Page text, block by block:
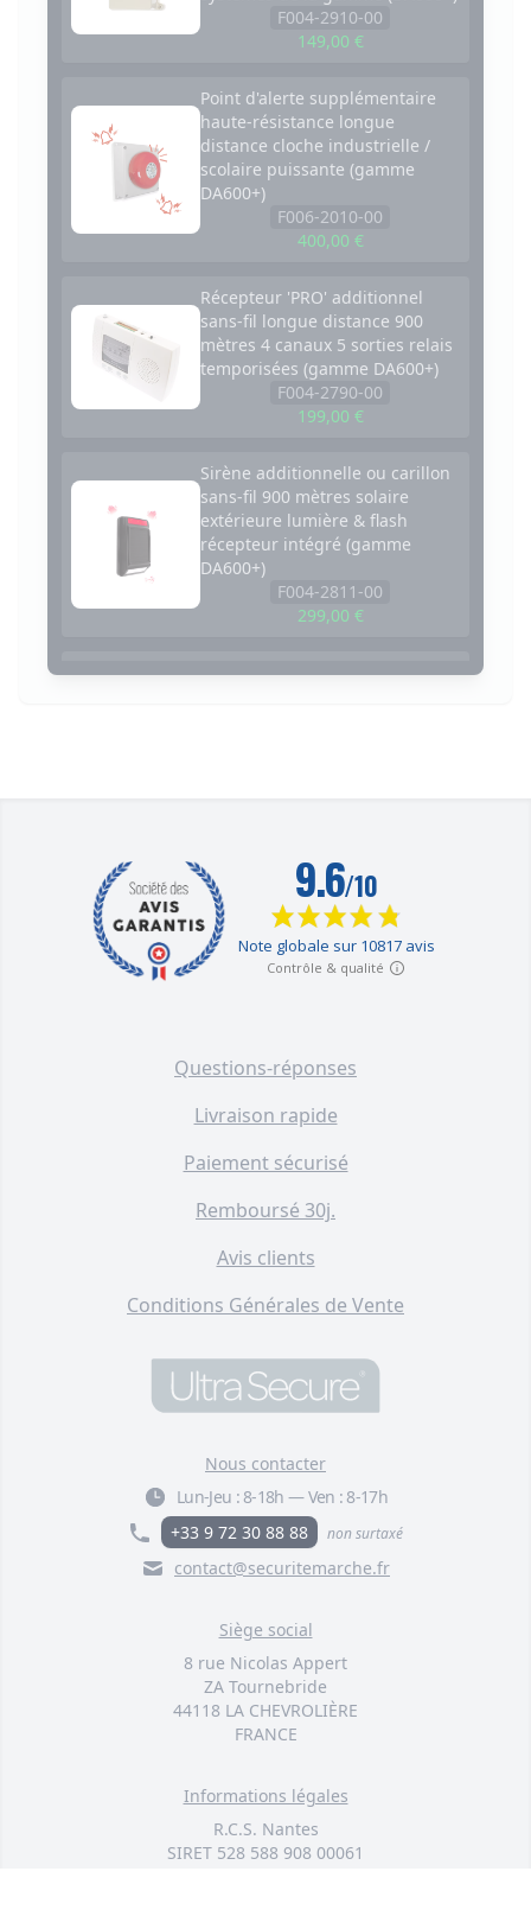
F004-2910-00
149,00 €
Point d'alerte supplémentaire
haute-résistance longue
distance cloche industrielle /
scolaire puissante (gamme
DA600+)
F006-2010-00
400,00 €
Récepteur 'PRO' additionnel
sans-fil longue distance 900
mètres 4 canaux 5 sorties relais
temporisées (gamme DA600+)
F004-2790-00
199,00 €
Sirène additionnelle ou carillon
sans-fil 900 mètres solaire
extérieure lumière & flash
récepteur intégré (gamme
DA600+)
F004-2811-00
299,00 €
Carillon TR supplémentaire
fil - Portée 600 mètres / 35
mélodies / volume réglable /
flashs (DA600+)
F004-4510-00
39,00 €
autonome 300 mètres témoin
F006-3800-00
Détecteur ouverture
supplémentaire autonome
intérieur sans-fil 300 mètres -
porte ou fenêtre (gamme
DA600+)
F004-2820-00
Barrières supplémentaires 2B
détection passage (DA600+)
F004-2770-00
439,00 €
Barrières supplémentaires 1B
extérieures autonomes sans-fil
détection passage (DA600+)
F004-2780-00
329,00 €
solaires extérieures autonomes
sans-fil (DA600+)
F004-3880-00
Questions-réponses
Livraison rapide
Paiement sécurisé
Remboursé 30j.
Avis clients
Conditions Générales de Vente
Nous contacter
Lun-Jeu : 8-18h —Ven : 8-17h
+33 9 72 30 88 88
non surtaxé
contact@securitemarche.fr
Siège social
8 rue Nicolas Appert
ZA Tournebride
44118 LA CHEVROLIÈRE
FRANCE
Informations légales
R.C.S. Nantes
SIRET 528 588 908 00061